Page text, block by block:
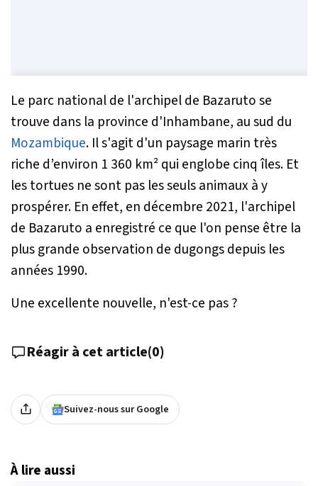
Le parc national de l'archipel de Bazaruto se
trouve dans la province d'Inhambane, au sud du
Mozambique. Il s'agit d'un paysage marin très
riche d’environ 1 360 km² qui englobe cinq îles. Et
les tortues ne sont pas les seuls animaux à y
prospérer. En effet, en décembre 2021, l'archipel
de Bazaruto a enregistré ce que l'on pense être la
plus grande observation de dugongs depuis les
années 1990.
Une excellente nouvelle, n'est-ce pas ?
Réagir à cet article(0)
Suivez-nous sur Google
À lire aussi